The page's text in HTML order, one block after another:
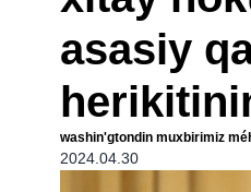
asasiy
washin'gtondin muxbirimiz
2024.04.30